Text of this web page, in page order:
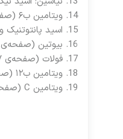
ویتامین ب۶ (صفحه‌ی ۳۱۰)
اسید پانتوتنیک
بیوتین (صفحه‌ی ۳۳۷)
فولات (صفحه‌ی ۳۴۷)
ویتامین ب۱۲ (صفحه‌ی ۳۸۳)
ویتامین C (صفحه‌ی ۳۹۳)